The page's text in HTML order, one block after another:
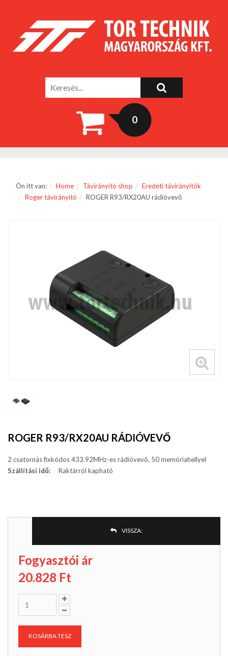
0
Ön itt van: Home Távirányító shop
Eredeti távirányítók
Roger távirányító
ROGER R93/RX20AU rádióvevő
ROGER R93/RX20AU RÁDIÓVEVŐ
2 csatornás fixkódos 433.92MHz-es rádióvevõ, 50 memóriahellyel
Szállítási idő:
Raktárról kapható
VISSZA:
Fogyasztói ár
20.828 Ft
KOSÁRBA TESZ